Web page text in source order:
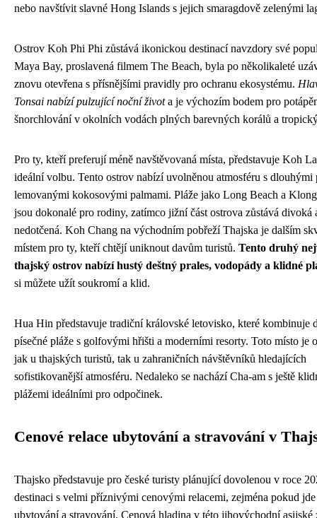
nebo navštívit slavné Hong Islands s jejich smaragdově zelenými
Ostrov Koh Phi Phi zůstává ikonickou destinací navzdory své
Maya Bay, proslavená filmem The Beach, byla po několikaleté
znovu otevřena s přísnějšími pravidly pro ochranu ekosystému.
Tonsai nabízí pulzující noční života je výchozím bodem pro
šnorchlování v okolních vodách plných barevných korálů a
Pro ty, kteří preferují méně navštěvovaná místa, představuje Koh
ideální volbu. Tento ostrov nabízí uvolněnou atmosféru s dlouhými
lemovanými kokosovými palmami. Pláže jako Long Beach a
jsou dokonalé pro rodiny, zatímco jižní část ostrova zůstává divoká
nedotčená. Koh Chang na východním pobřeží Thajska je dalším
místem pro ty, kteří chtějí uniknout davům turistů. Tento druhý
thajský ostrov nabízí hustý deštný prales, vodopády a klidné
si můžete užít soukromí a klid.
Hua Hin představuje tradiční královské letovisko, které kombinuje
písečné pláže s golfovými hřišti a moderními resorty. Toto místo je
jak u thajských turistů, tak u zahraničních návštěvníků hledajících
sofistikovanější atmosféru. Nedaleko se nachází Cha-am s ještě
plážemi ideálními pro odpočinek.
Cenové relace ubytování a stravování v
Thajsko představuje pro české turisty plánující dovolenou v roce
destinaci s velmi příznivými cenovými relacemi, zejména pokud
ubytování a stravování. Cenová hladina v této jihovýchodní asijské